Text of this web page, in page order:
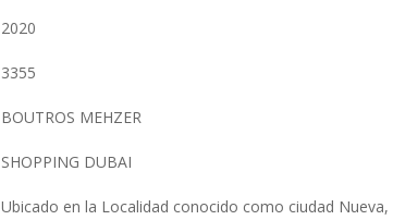
2020
3355
BOUTROS MEHZER
SHOPPING DUBAI
Ubicado en la Localidad conocido como ciudad